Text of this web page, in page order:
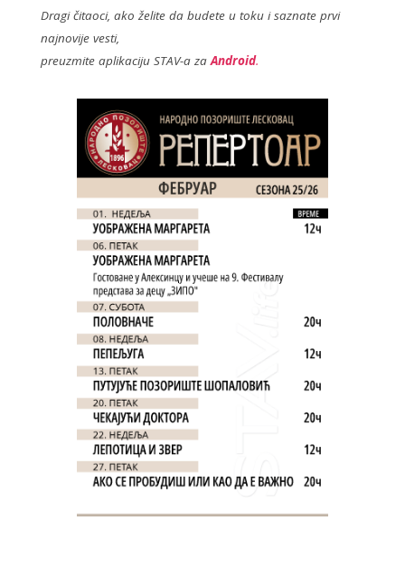
o
o
Dragi čitaoci, ako želite da budete u toku i saznate prvi
najnovije vesti,
preuzmite aplikaciju STAV-a zaAndroid.